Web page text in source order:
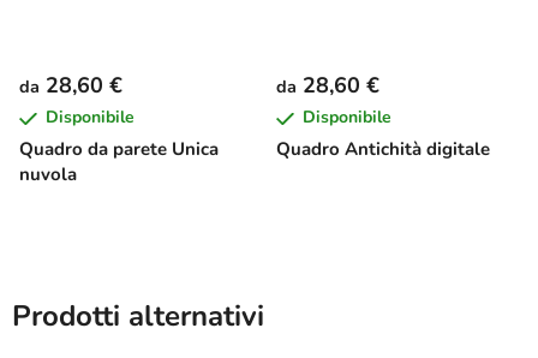
Quadro da parete Unica
nuvola
da 28,60 €
Disponibile
Quadro Antichità digitale
da 28,60 €
Disponibile
Prodotti alternativi